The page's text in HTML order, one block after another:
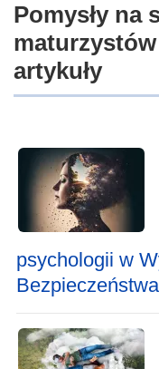
Pomysły na
artykuły
psychologii w